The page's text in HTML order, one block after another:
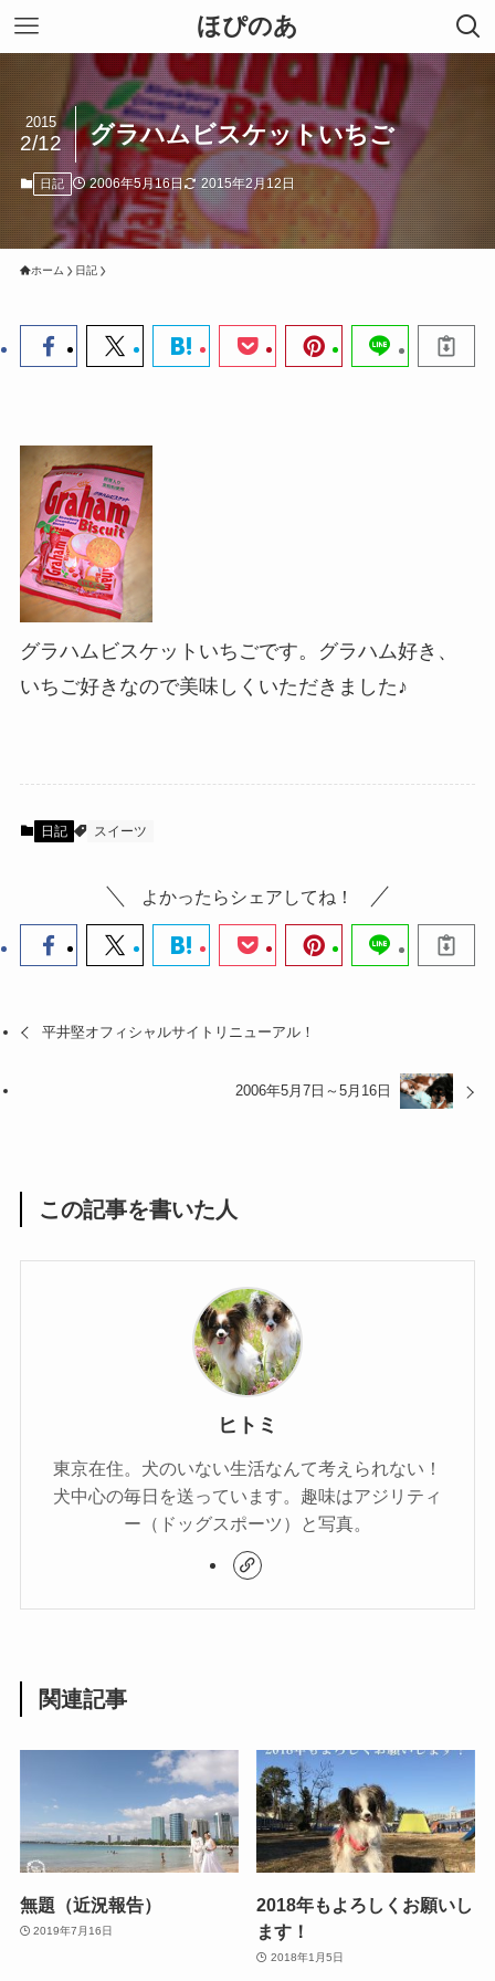
ほぴのあ
グラハムビスケットいちご
2015
2/12
日記 2006年5月16日 2015年2月12日
ホーム 日記
グラハムビスケットいちごです。グラハム好き、
いちご好きなので美味しくいただきました♪
日記 スイーツ
よかったらシェアしてね！
平井堅オフィシャルサイトリニューアル！
2006年5月7日～5月16日
この記事を書いた人
ヒトミ
東京在住。犬のいない生活なんて考えられない！
犬中心の毎日を送っています。趣味はアジリティ
ー（ドッグスポーツ）と写真。
関連記事
無題（近況報告）
2019年7月16日
2018年もよろしくお願いし
ます！
2018年1月5日